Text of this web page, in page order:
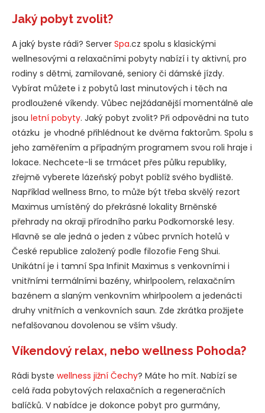
Jaký pobyt zvolit?
A jaký byste rádi? Server Spa.cz spolu s klasickými
wellnesovými a relaxačními pobyty nabízí i ty aktivní, pro
rodiny s dětmi, zamilované, seniory či dámské jízdy.
Vybírat můžete i z pobytů last minutových i těch na
prodloužené víkendy. Vůbec nejžádanější momentálně ale
jsou letní pobyty. Jaký pobyt zvolit? Při odpovědni na tuto
otázku je vhodné přihlédnout ke dvěma faktorům. Spolu s
jeho zaměřením a případným programem svou roli hraje i
lokace. Nechcete-li se trmácet přes půlku republiky,
zřejmě vyberete lázeňský pobyt poblíž svého bydliště.
Například wellness Brno, to může být třeba skvělý rezort
Maximus umístěný do překrásné lokality Brněnské
přehrady na okraji přírodního parku Podkomorské lesy.
Hlavně se ale jedná o jeden z vůbec prvních hotelů v
České republice založený podle filozofie Feng Shui.
Unikátní je i tamní Spa Infinit Maximus s venkovními i
vnitřními termálními bazény, whirlpoolem, relaxačním
bazénem a slaným venkovním whirlpoolem a jedenácti
druhy vnitřních a venkovních saun. Zde zkrátka prožijete
nefalšovanou dovolenou se vším všudy.
Víkendový relax, nebo wellness Pohoda?
Rádi byste wellness jižní Čechy? Máte ho mít. Nabízí se
celá řada pobytových relaxačních a regeneračních
balíčků. V nabídce je dokonce pobyt pro gurmány,